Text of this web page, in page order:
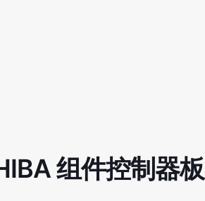
组件控制器板